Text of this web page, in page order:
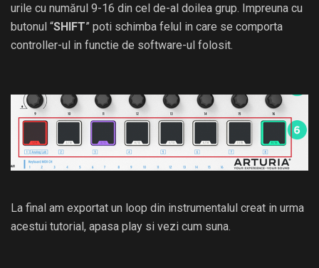
urile cu numărul 9-16 din cel de-al doilea grup. Impreuna cu
butonul “SHIFT” poti schimba felul in care se comporta
controller-ul in functie de software-ul folosit.
La final am exportat un loop din instrumentalul creat in urma
acestui tutorial, apasa play si vezi cum suna.